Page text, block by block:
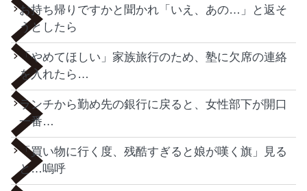
お持ち帰りですかと聞かれ「いえ、あの…」と返そ
うとしたら
「やめてほしい」家族旅行のため、塾に欠席の連絡
を入れたら…
ランチから勤め先の銀行に戻ると、女性部下が開口
一番…
「買い物に行く度、残酷すぎると娘が嘆く旗」見る
と…嗚呼